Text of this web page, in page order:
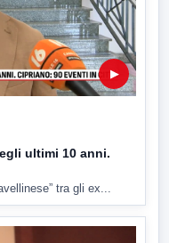
▶
ultimi 10 anni.
tra gli ex...